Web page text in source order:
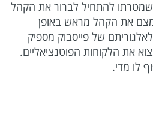
שמטרתו להתחיל לברור את הקהל
את הקהל מראש באופן
של פייסבוק מספיק
את הלקוחות הפוטנציאליים.
לו מדי.